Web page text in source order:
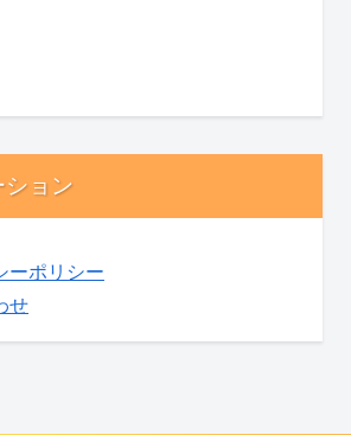
ション
ーポリシー
せ